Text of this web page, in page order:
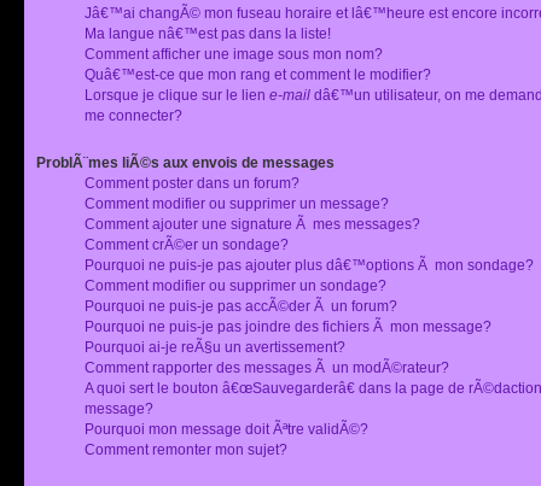
Jâ€™ai changÃ© mon fuseau horaire et lâ€™heure est encore
Ma langue nâ€™est pas dans la liste!
Comment afficher une image sous mon nom?
Quâ€™est-ce que mon rang et comment le modifier?
Lorsque je clique sur le lien e-mail dâ€™un utilisateur, on me
me connecter?
ProblÃ¨mes liÃ©s aux envois de messages
Comment poster dans un forum?
Comment modifier ou supprimer un message?
Comment ajouter une signature Ã mes messages?
Comment crÃ©er un sondage?
Pourquoi ne puis-je pas ajouter plus dâ€™options Ã mon sondage?
Comment modifier ou supprimer un sondage?
Pourquoi ne puis-je pas accÃ©der Ã un forum?
Pourquoi ne puis-je pas joindre des fichiers Ã mon message?
Pourquoi ai-je reÃ§u un avertissement?
Comment rapporter des messages Ã un modÃ©rateur?
A quoi sert le bouton â€œSauvegarderâ€ dans la page de
message?
Pourquoi mon message doit Ãªtre validÃ©?
Comment remonter mon sujet?